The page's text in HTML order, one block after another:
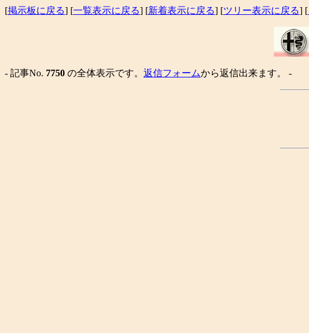
[掲示板に戻る] [一覧表示に戻る] [新着表示に戻る] [ツリー表示に戻る] [
- 記事No. 7750 の全体表示です。 返信フォームから返信出来ます。 -